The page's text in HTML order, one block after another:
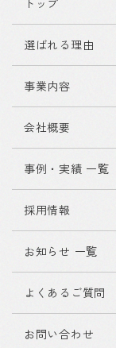
トップ
選ばれる理由
事業内容
会社概要
事例・実績 一覧
採用情報
お知らせ 一覧
よくあるご質問
お問い合わせ